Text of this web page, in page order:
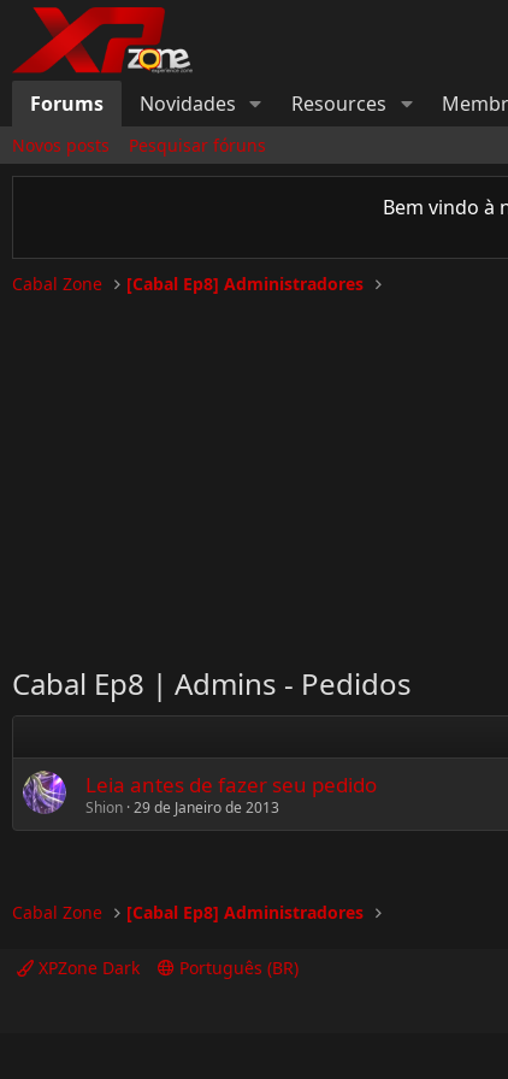
Forums Novidades Resources
Novos posts Pesquisar fóruns
Bem vindo à
Cabal Zone [Cabal Ep8] Administradores
Cabal Ep8 | Admins - Pedidos
Leia antes de fazer seu pedido
Shion 29 de Janeiro de 2013
Cabal Zone [Cabal Ep8] Administradores
XPZone Dark Português (BR)